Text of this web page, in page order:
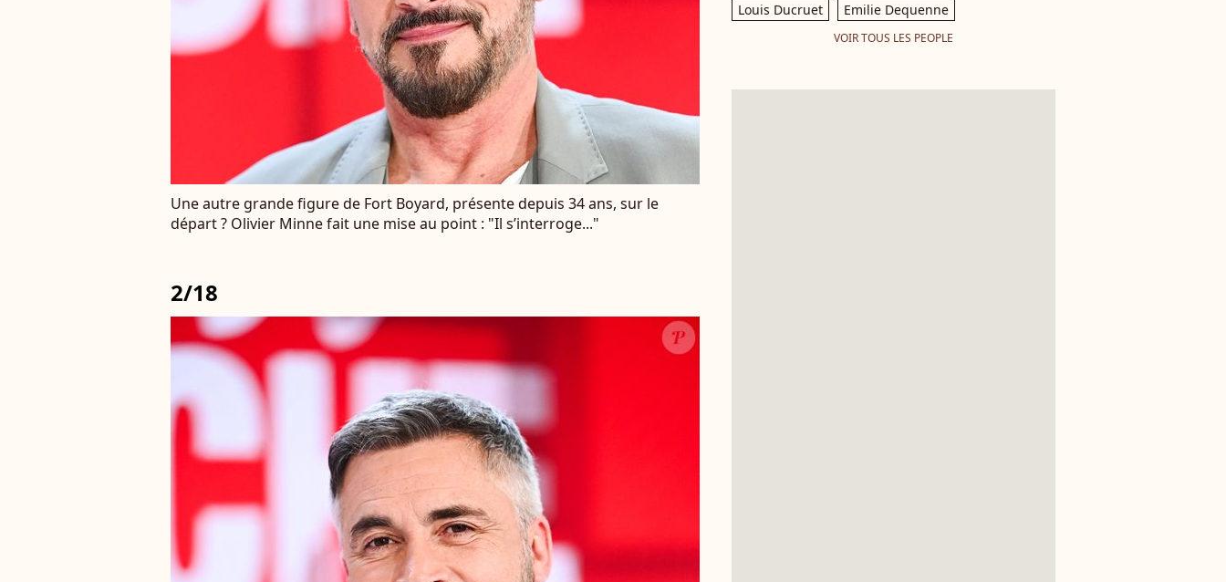
Une autre grande figure de Fort Boyard, présente depuis 34 ans, sur le
départ ? Olivier Minne fait une mise au point : "Il s’interroge..."
2/18
Louis Ducruet
Emilie Dequenne
VOIR TOUS LES PEOPLE